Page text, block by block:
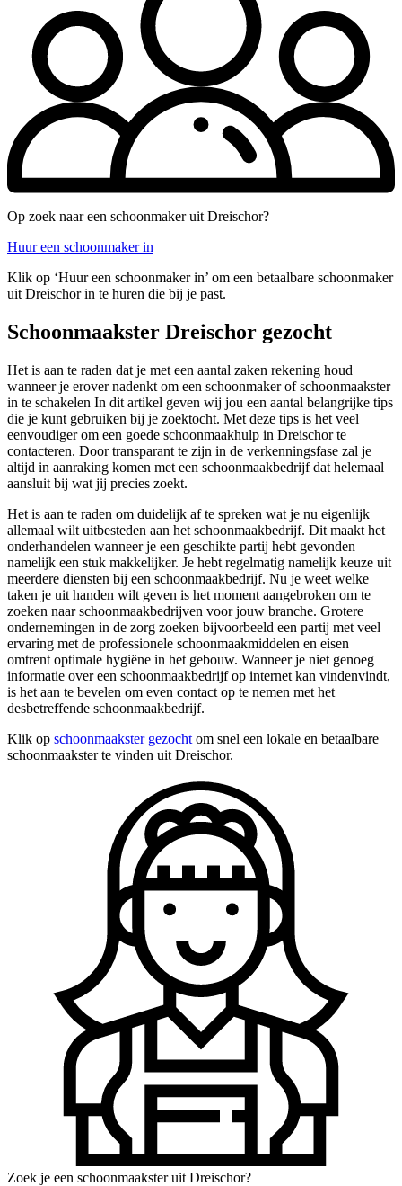
Op zoek naar een schoonmaker uit Dreischor?
Huur een schoonmaker in
Klik op ‘Huur een schoonmaker in’ om een betaalbare schoonmaker
uit Dreischor in te huren die bij je past.
Schoonmaakster Dreischor gezocht
Het is aan te raden dat je met een aantal zaken rekening houd
wanneer je erover nadenkt om een schoonmaker of schoonmaakster
in te schakelen In dit artikel geven wij jou een aantal belangrijke tips
die je kunt gebruiken bij je zoektocht. Met deze tips is het veel
eenvoudiger om een goede schoonmaakhulp in Dreischor te
contacteren. Door transparant te zijn in de verkenningsfase zal je
altijd in aanraking komen met een schoonmaakbedrijf dat helemaal
aansluit bij wat jij precies zoekt.
Het is aan te raden om duidelijk af te spreken wat je nu eigenlijk
allemaal wilt uitbesteden aan het schoonmaakbedrijf. Dit maakt het
onderhandelen wanneer je een geschikte partij hebt gevonden
namelijk een stuk makkelijker. Je hebt regelmatig namelijk keuze uit
meerdere diensten bij een schoonmaakbedrijf. Nu je weet welke
taken je uit handen wilt geven is het moment aangebroken om te
zoeken naar schoonmaakbedrijven voor jouw branche. Grotere
ondernemingen in de zorg zoeken bijvoorbeeld een partij met veel
ervaring met de professionele schoonmaakmiddelen en eisen
omtrent optimale hygiëne in het gebouw. Wanneer je niet genoeg
informatie over een schoonmaakbedrijf op internet kan vindenvindt,
is het aan te bevelen om even contact op te nemen met het
desbetreffende schoonmaakbedrijf.
Klik op schoonmaakster gezocht om snel een lokale en betaalbare
schoonmaakster te vinden uit Dreischor.
Zoek je een schoonmaakster uit Dreischor?